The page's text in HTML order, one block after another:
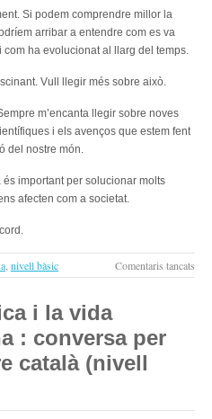
Si podem comprendre millor la
arribar a entendre com es va
com ha evolucionat al llarg del temps.
Vull llegir més sobre això.
m’encanta llegir sobre noves
i els avenços que estem fent
del nostre món.
és important per solucionar molts
afecten com a societat.
nivell bàsic Comentaris tancats
La
i la vida
: conversa per
català (nivell